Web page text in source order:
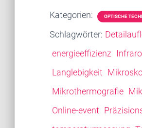
Kategorien: OPTISCHE
Schlagwörter:
energieeffizienz
Langlebigkeit
Mikrothermografie
Online-event